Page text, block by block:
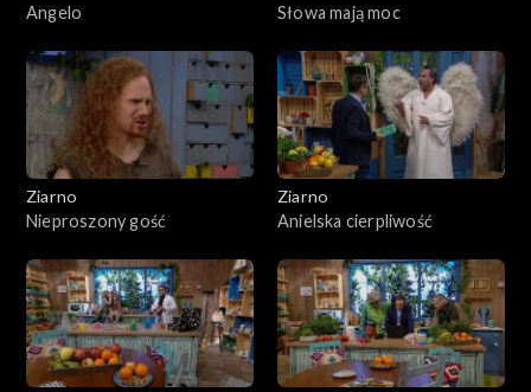
Angelo
Słowa mają moc
Ziarno
Nieproszony gość
Ziarno
Anielska cierpliwość